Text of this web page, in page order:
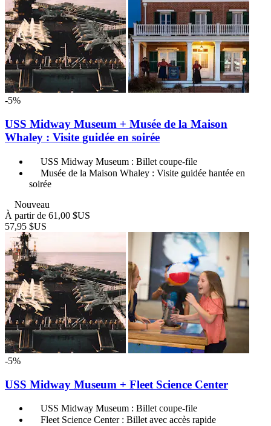
-5%
USS Midway Museum + Musée de la Maison
Whaley : Visite guidée en soirée
USS Midway Museum : Billet coupe-file
Musée de la Maison Whaley : Visite guidée hantée en
soirée
Nouveau
À partir de 61,00 $US
57,95 $US
-5%
USS Midway Museum + Fleet Science Center
USS Midway Museum : Billet coupe-file
Fleet Science Center : Billet avec accès rapide